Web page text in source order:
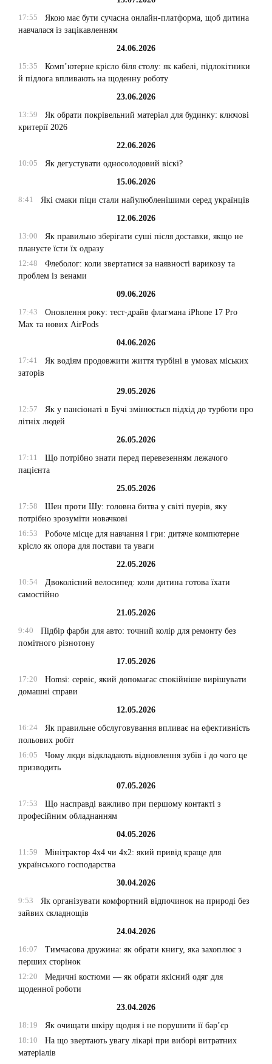
17:55
Якою має бути сучасна онлайн-платформа, щоб дитина
навчалася із зацікавленням
24.06.2026
15:35
Комп’ютерне крісло біля столу: як кабелі, підлокітники
й підлога впливають на щоденну роботу
23.06.2026
13:59
Як обрати покрівельний матеріал для будинку: ключові
критерії 2026
22.06.2026
10:05
Як дегустувати односолодовий віскі?
15.06.2026
8:41
Які смаки піци стали найулюбленішими серед українців
12.06.2026
13:00
Як правильно зберігати суші після доставки, якщо не
плануєте їсти їх одразу
12:48
Флеболог: коли звертатися за наявності варикозу та
проблем із венами
09.06.2026
17:43
Оновлення року: тест-драйв флагмана iPhone 17 Pro
Max та нових AirPods
04.06.2026
17:41
Як водіям продовжити життя турбіні в умовах міських
заторів
29.05.2026
12:57
Як у пансіонаті в Бучі змінюється підхід до турботи про
літніх людей
26.05.2026
17:11
Що потрібно знати перед перевезенням лежачого
пацієнта
25.05.2026
17:58
Шен проти Шу: головна битва у світі пуерів, яку
потрібно зрозуміти новачкові
16:53
Робоче місце для навчання і гри: дитяче компютерне
крісло як опора для постави та уваги
22.05.2026
10:54
Двоколісний велосипед: коли дитина готова їхати
самостійно
21.05.2026
9:40
Підбір фарби для авто: точний колір для ремонту без
помітного різнотону
17.05.2026
17:20
Homsi: сервіс, який допомагає спокійніше вирішувати
домашні справи
12.05.2026
16:24
Як правильне обслуговування впливає на ефективність
польових робіт
16:05
Чому люди відкладають відновлення зубів і до чого це
призводить
07.05.2026
17:53
Що насправді важливо при першому контакті з
професійним обладнанням
04.05.2026
11:59
Мінітрактор 4х4 чи 4х2: який привід краще для
українського господарства
30.04.2026
9:53
Як організувати комфортний відпочинок на природі без
зайвих складнощів
24.04.2026
16:07
Тимчасова дружина: як обрати книгу, яка захоплює з
перших сторінок
12:20
Медичні костюми — як обрати якісний одяг для
щоденної роботи
23.04.2026
18:19
Як очищати шкіру щодня і не порушити її бар’єр
18:10
На що звертають увагу лікарі при виборі витратних
матеріалів